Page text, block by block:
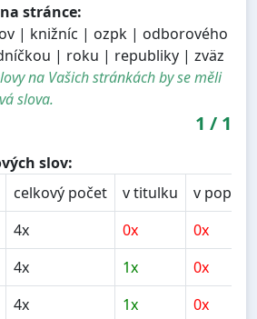
stránce:
| knižníc | ozpk | odborového
| roku | republiky | zväz
na Vašich stránkách by se měli
slova.
1 / 1
slov:
celkový počet
v titulku
v popisu
4x 0x
0x
4x 1x
0x
4x 1x
0x